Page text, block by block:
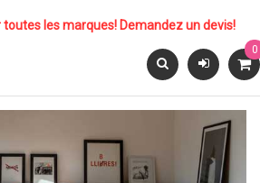
les marques! Demandez un devis!
0